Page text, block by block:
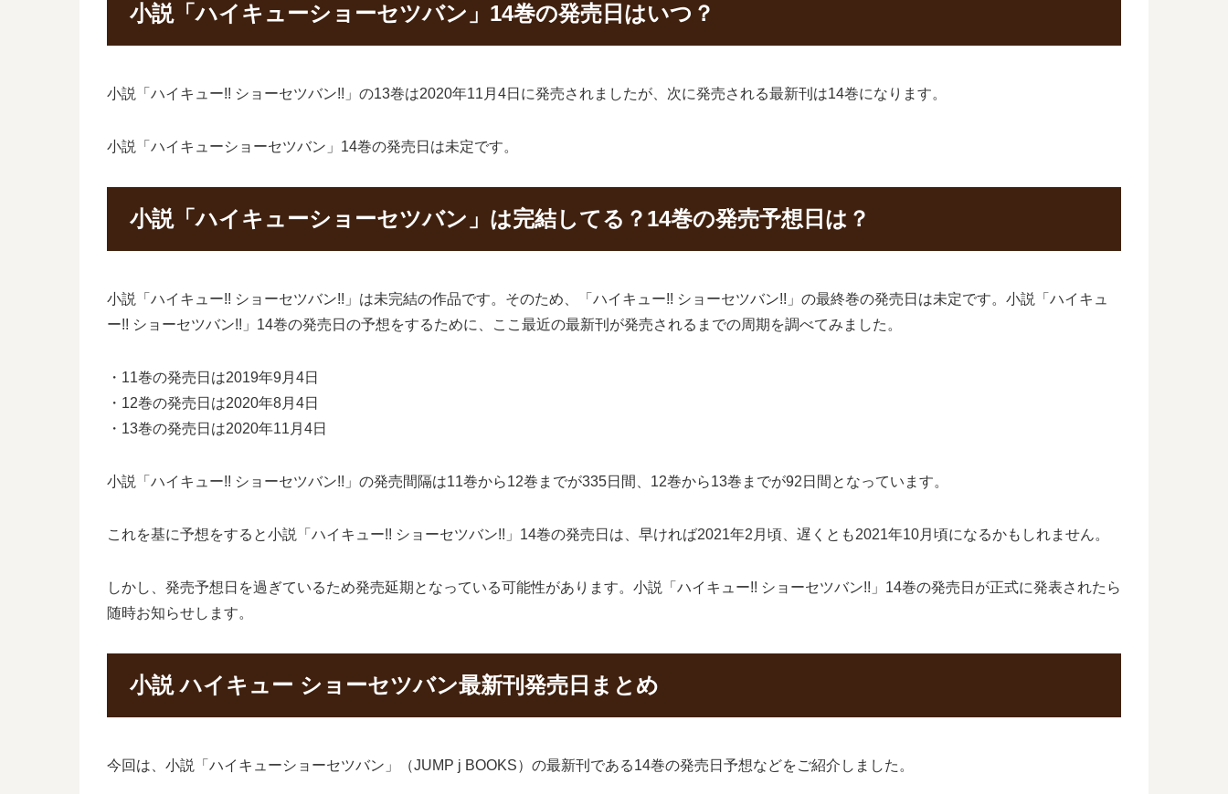
小説「ハイキューショーセツバン」14巻の発売日はいつ？
小説「ハイキュー!! ショーセツバン!!」の13巻は2020年11月4日に発売されましたが、次に発売される最新刊は14巻になります。
小説「ハイキューショーセツバン」14巻の発売日は未定です。
小説「ハイキューショーセツバン」は完結してる？14巻の発売予想日は？
小説「ハイキュー!! ショーセツバン!!」は未完結の作品です。そのため、「ハイキュー!! ショーセツバン!!」の最終巻の発売日は未定です。小説「ハイキュ
ー!! ショーセツバン!!」14巻の発売日の予想をするために、ここ最近の最新刊が発売されるまでの周期を調べてみました。
・11巻の発売日は2019年9月4日
・12巻の発売日は2020年8月4日
・13巻の発売日は2020年11月4日
小説「ハイキュー!! ショーセツバン!!」の発売間隔は11巻から12巻までが335日間、12巻から13巻までが92日間となっています。
これを基に予想をすると小説「ハイキュー!! ショーセツバン!!」14巻の発売日は、早ければ2021年2月頃、遅くとも2021年10月頃になるかもしれません。
しかし、発売予想日を過ぎているため発売延期となっている可能性があります。小説「ハイキュー!! ショーセツバン!!」14巻の発売日が正式に発表されたら
随時お知らせします。
小説 ハイキュー ショーセツバン最新刊発売日まとめ
今回は、小説「ハイキューショーセツバン」（JUMP j BOOKS）の最新刊である14巻の発売日予想などをご紹介しました。